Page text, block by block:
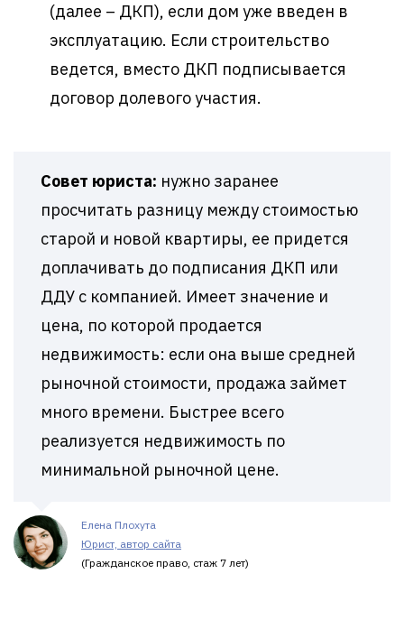
(далее – ДКП), если дом уже введен в
эксплуатацию. Если строительство
ведется, вместо ДКП подписывается
договор долевого участия.
Совет юриста: нужно заранее
просчитать разницу между стоимостью
старой и новой квартиры, ее придется
доплачивать до подписания ДКП или
ДДУ с компанией. Имеет значение и
цена, по которой продается
недвижимость: если она выше средней
рыночной стоимости, продажа займет
много времени. Быстрее всего
реализуется недвижимость по
минимальной рыночной цене.
Елена Плохута
Юрист, автор сайта
(Гражданское право, стаж 7 лет)